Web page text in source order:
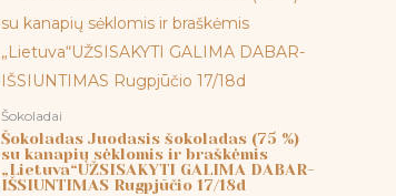
Šokoladai
Šokoladas Juodasis šokoladas (75 %)
su kanapių sėklomis ir braškėmis
„Lietuva“UŽSISAKYTI GALIMA DABAR-
IŠSIUNTIMAS Rugpjūčio 17/18d